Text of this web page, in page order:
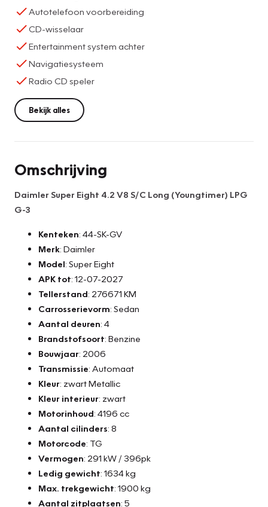
Autotelefoon voorbereiding
CD-wisselaar
Entertainment system achter
Navigatiesysteem
Radio CD speler
Bekijk alles
Omschrijving
Daimler Super Eight 4.2 V8 S/C Long (Youngtimer) LPG
G-3
Kenteken: 44-SK-GV
Merk: Daimler
Model: Super Eight
APK tot: 12-07-2027
Tellerstand: 276671 KM
Carrosserievorm: Sedan
Aantal deuren: 4
Brandstofsoort: Benzine
Bouwjaar: 2006
Transmissie: Automaat
Kleur: zwart Metallic
Kleur interieur: zwart
Motorinhoud: 4196 cc
Aantal cilinders: 8
Motorcode: TG
Vermogen: 291 kW / 396pk
Ledig gewicht: 1634 kg
Max. trekgewicht: 1900 kg
Aantal zitplaatsen: 5